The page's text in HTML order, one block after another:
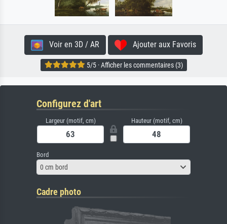
Voir en 3D / AR Ajouter aux Favoris
5/5 · Afficher les commentaires (3)
Configurez d'art
Largeur (motif, cm) Hauteur (motif, cm)
Bord
0 cm bord
Cadre photo